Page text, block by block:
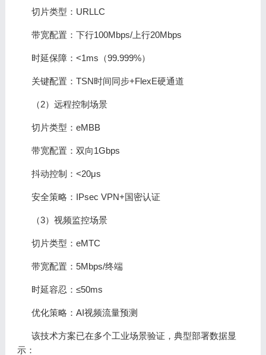
切片类型：URLLC
带宽配置：下行100Mbps/上行20Mbps
时延保障：<1ms（99.999%）
关键配置：TSN时间同步+FlexE硬通道
（2）远程控制场景
切片类型：eMBB
带宽配置：双向1Gbps
抖动控制：<20μs
安全策略：IPsec VPN+国密认证
（3）视频监控场景
切片类型：eMTC
带宽配置：5Mbps/终端
时延容忍：≤50ms
优化策略：AI视频流量预测
该技术方案已在多个工业场景验证，典型部署数据显
示：